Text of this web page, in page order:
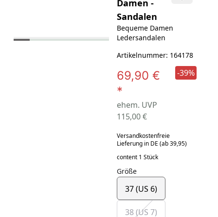
Damen -
Sandalen
Bequeme Damen
Ledersandalen
Artikelnummer: 164178
69,90 €
*
ehem. UVP
115,00 €
-39%
Versandkostenfreie
Lieferung in DE (ab 39,95)
content 1 Stück
Größe
37 (US 6)
38 (US 7)